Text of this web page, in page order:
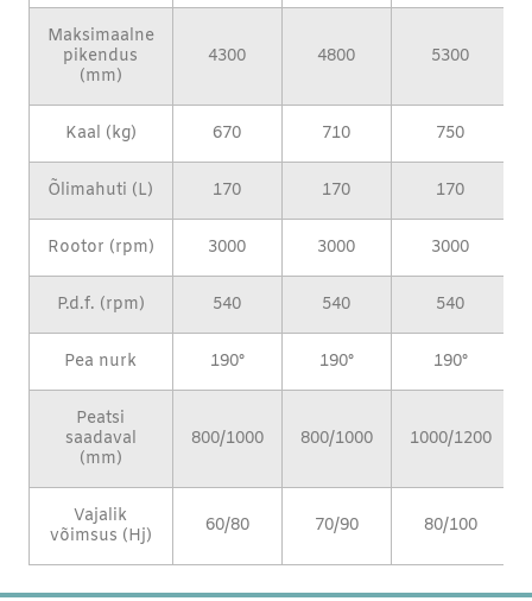
Maksimaalne
pikendus
(mm)
4300 4800 5300
Kaal (kg) 670 710 750
Õlimahuti (L) 170 170 170
Rootor (rpm) 3000 3000 3000
P.d.f. (rpm) 540 540 540
Pea nurk 190° 190° 190°
Peatsi
saadaval
(mm)
800/1000 800/1000 1000/1200
Vajalik
võimsus (Hj)
60/80 70/90 80/100